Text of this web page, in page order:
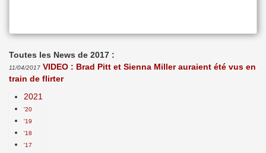
Toutes les News de 2017 :
11/04/2017 VIDEO : Brad Pitt et Sienna Miller auraient été vus en
train de flirter
2021
'20
'19
'18
'17